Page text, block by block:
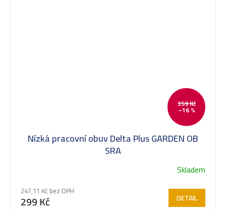
359 Kč
–16 %
Nízká pracovní obuv Delta Plus GARDEN OB
SRA
Skladem
247,11 Kč bez DPH
299 Kč DETAIL